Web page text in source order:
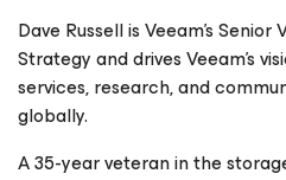
Dave Russell is Veeam’s
Strategy and drives Veeam’s
services, research, and
globally.
A 35-year veteran in the